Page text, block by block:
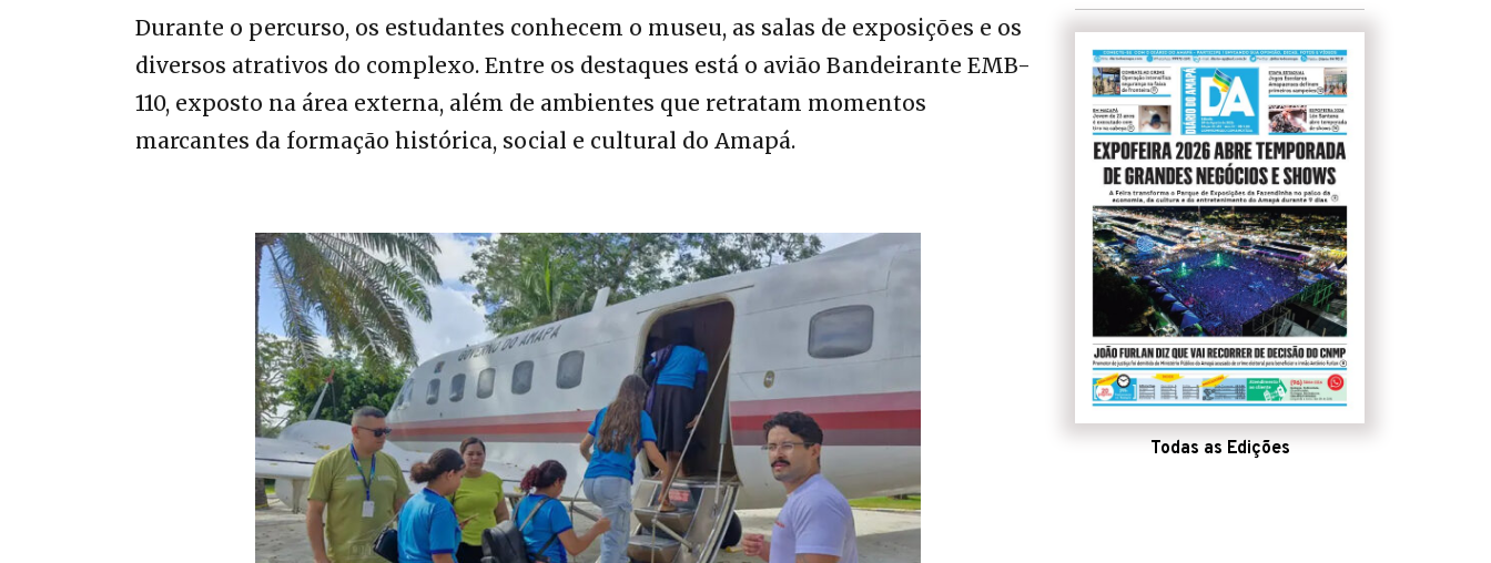
Durante o percurso, os estudantes conhecem o museu, as salas de exposições e os
diversos atrativos do complexo. Entre os destaques está o avião Bandeirante EMB-
110, exposto na área externa, além de ambientes que retratam momentos
marcantes da formação histórica, social e cultural do Amapá.
Todas as Edições